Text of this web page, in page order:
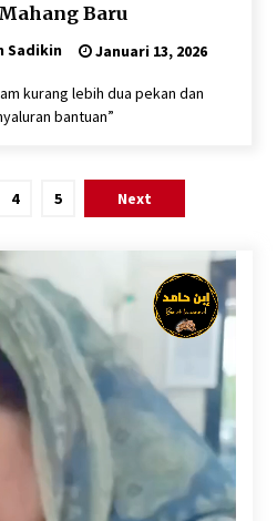
Baru
Sadikin Januari 13, 2026
kurang lebih dua pekan dan
bantuan”
4 5 Next